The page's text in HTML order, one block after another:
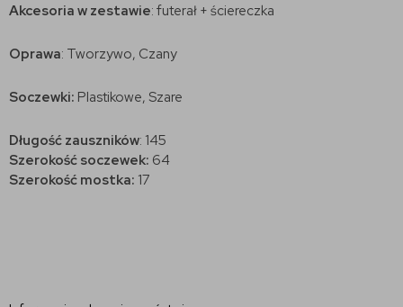
Akcesoria w zestawie: futerał + ściereczka
Oprawa: Tworzywo, Czany
Soczewki: Plastikowe, Szare
Długość zauszników: 145
Szerokość soczewek: 64
Szerokość mostka: 17